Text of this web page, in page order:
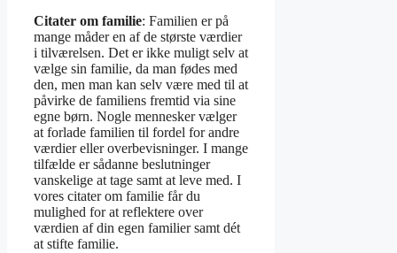
Citater om familie: Familien er på
mange måder en af de største værdier
i tilværelsen. Det er ikke muligt selv at
vælge sin familie, da man fødes med
den, men man kan selv være med til at
påvirke de familiens fremtid via sine
egne børn. Nogle mennesker vælger
at forlade familien til fordel for andre
værdier eller overbevisninger. I mange
tilfælde er sådanne beslutninger
vanskelige at tage samt at leve med. I
vores citater om familie får du
mulighed for at reflektere over
værdien af din egen familier samt dét
at stifte familie.